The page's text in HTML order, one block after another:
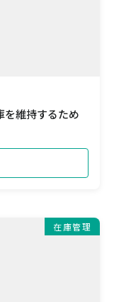
を維持するため
在庫管理